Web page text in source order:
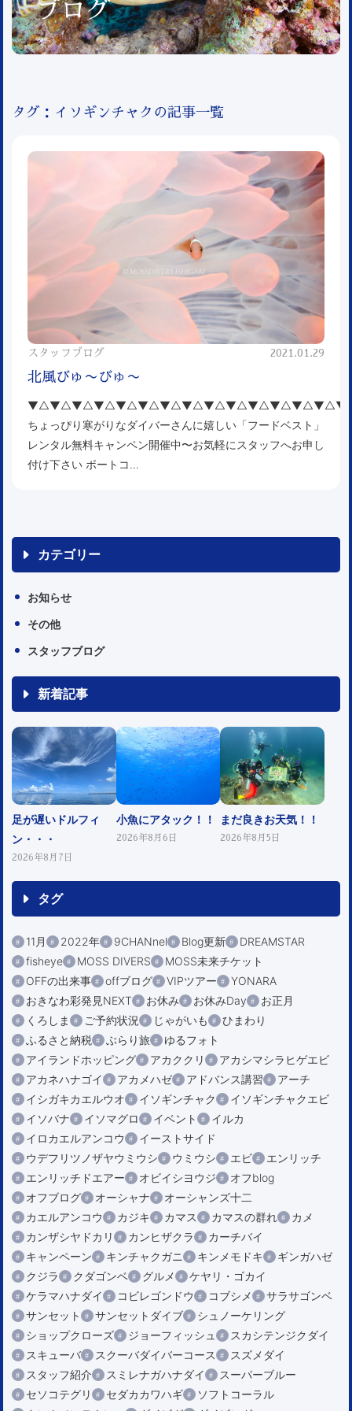
ブログ
タグ：イソギンチャクの記事一覧
スタッフブログ 2021.01.29
北風びゅ〜びゅ〜
ちょっぴり寒がりなダイバーさんに嬉しい「フードベスト」
レンタル無料キャンペン開催中〜お気軽にスタッフへお申し
付け下さい ボートコ…
カテゴリー
お知らせ
その他
スタッフブログ
新着記事
足が遅いドルフィ
ン・・・
2026年8月7日
小魚にアタック！！
2026年8月6日
まだ良きお天気！！
2026年8月5日
タグ
11月 2022年 9CHANnel Blog更新
DREAMSTAR
fisheye
MOSS DIVERS
MOSS未来チケット
OFFの出来事
offブログ VIPツアー
YONARA
おきなわ彩発見NEXT
お休み お休みDay
お正月
くろしま
ご予約状況 じゃがいも
ひまわり
ふるさと納税
ぶらり旅
ゆるフォト
アイランドホッピング
アカククリ
アカシマシラヒゲエビ
アカネハナゴイ
アカメハゼ アドバンス講習
アーチ
イシガキカエルウオ
イソギンチャク
イソギンチャクエビ
イソバナ
イソマグロ イベント
イルカ
イロカエルアンコウ
イーストサイド
ウデフリツノザヤウミウシ
ウミウシ エビ
エンリッチ
エンリッチドエアー
オビイシヨウジ
オフblog
オフブログ
オーシャナ
オーシャンズ十二
カエルアンコウ
カジキ カマス カマスの群れ
カメ
カンザシヤドカリ
カンヒザクラ
カーチバイ
キャンペーン
キンチャクガニ キンメモドキ
ギンガハゼ
クジラ
クダゴンベ グルメ
ケヤリ・ゴカイ
ケラマハナダイ
コビレゴンドウ コブシメ
サラサゴンベ
サンセット
サンセットダイブ
シュノーケリング
ショップクローズ
ジョーフィッシュ
スカシテンジクダイ
スキューバ
スクーバダイバーコース
スズメダイ
スタッフ紹介
スミレナガハナダイ
スーパーブルー
セソコテグリ
セダカカワハギ
ソフトコーラル